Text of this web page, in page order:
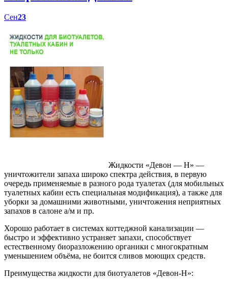
Сен23
Жидкости «Девон — Н» —
уничтожители запаха широко спектра действия, в первую
очередь применяемые в разного рода туалетах (для мобильных
туалетных кабин есть специальная модификация), а также для
уборки за домашними животными, уничтожения неприятных
запахов в салоне а/м и пр.
Хорошо работает в системах коттеджной канализации —
быстро и эффективно устраняет запахи, способствует
естественному биоразложению органики с многократным
уменьшением объёма, не боится сливов моющих средств.
Преимущества жидкости для биотуалетов «Девон-Н»: